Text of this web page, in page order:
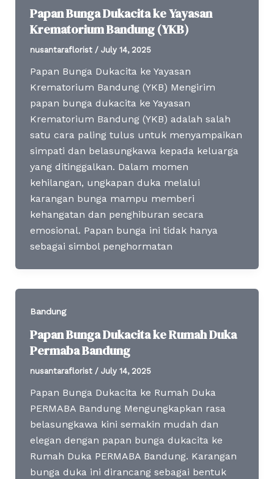
Papan Bunga Dukacita ke Yayasan
Krematorium Bandung (YKB)
nusantaraflorist / July 14, 2025
Papan Bunga Dukacita ke Yayasan
Krematorium Bandung (YKB) Mengirim
papan bunga dukacita ke Yayasan
Krematorium Bandung (YKB) adalah salah
satu cara paling tulus untuk menyampaikan
simpati dan belasungkawa kepada keluarga
yang ditinggalkan. Dalam momen
kehilangan, ungkapan duka melalui
karangan bunga mampu memberi
kehangatan dan penghiburan secara
emosional. Papan bunga ini tidak hanya
sebagai simbol penghormatan
Bandung
Papan Bunga Dukacita ke Rumah Duka
Permaba Bandung
nusantaraflorist / July 14, 2025
Papan Bunga Dukacita ke Rumah Duka
PERMABA Bandung Mengungkapkan rasa
belasungkawa kini semakin mudah dan
elegan dengan papan bunga dukacita ke
Rumah Duka PERMABA Bandung. Karangan
bunga duka ini dirancang sebagai bentuk